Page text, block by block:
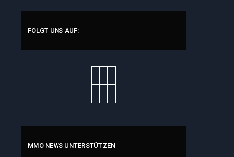
FOLGT UNS AUF:
MMO NEWS UNTERSTÜTZEN